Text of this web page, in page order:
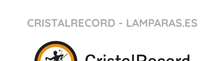
CRISTALRECORD - LAMPARAS.ES